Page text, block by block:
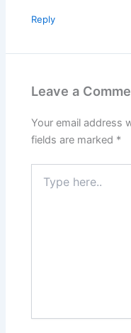
Reply
Leave a
Your email address
fields are marked *
here..